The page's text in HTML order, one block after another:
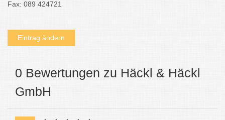
Fax: 089 424721
Eintrag ändern
0 Bewertungen zu Häckl & Häckl
GmbH